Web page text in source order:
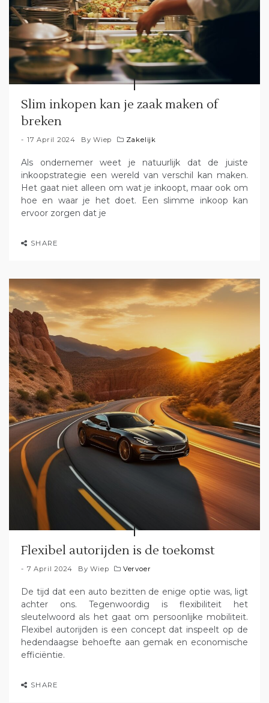
Slim inkopen kan je zaak maken of
breken
17 April 2024 ByWiep Zakelijk
Als ondernemer weet je natuurlijk dat de juiste
inkoopstrategie een wereld van verschil kan maken.
Het gaat niet alleen om wat je inkoopt, maar ook om
hoe en waar je het doet. Een slimme inkoop kan
ervoor zorgen dat je
SHARE
Flexibel autorijden is de toekomst
7 April 2024 ByWiep Vervoer
De tijd dat een auto bezitten de enige optie was, ligt
achter ons. Tegenwoordig is flexibiliteit het
sleutelwoord als het gaat om persoonlijke mobiliteit.
Flexibel autorijden is een concept dat inspeelt op de
hedendaagse behoefte aan gemak en economische
efficiëntie.
SHARE